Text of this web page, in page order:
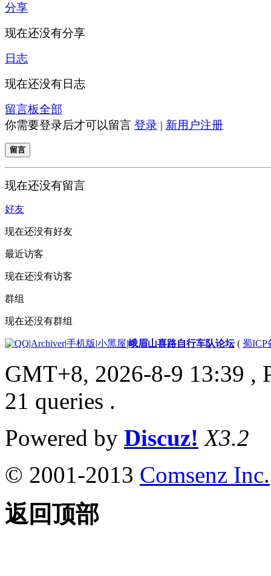
分享
现在还没有分享
日志
现在还没有日志
留言板全部
你需要登录后才可以留言 登录 | 新用户注册
留言
现在还没有留言
好友
现在还没有好友
最近访客
现在还没有访客
群组
现在还没有群组
|Archiver|手机版|小黑屋|峨眉山喜路自行车队论坛( 蜀ICP
GMT+8, 2026-8-9 13:39 ,
21 queries .
Powered by Discuz! X3.2
© 2001-2013 Comsenz Inc.
返回顶部